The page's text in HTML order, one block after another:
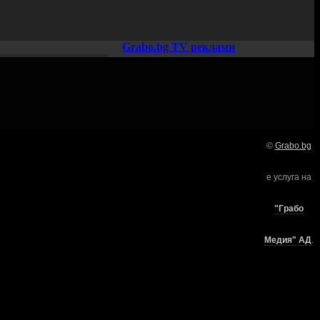
Grabo.bg TV реклами
© Grabo.bg
е услуга на
"Грабо
Медия" АД.